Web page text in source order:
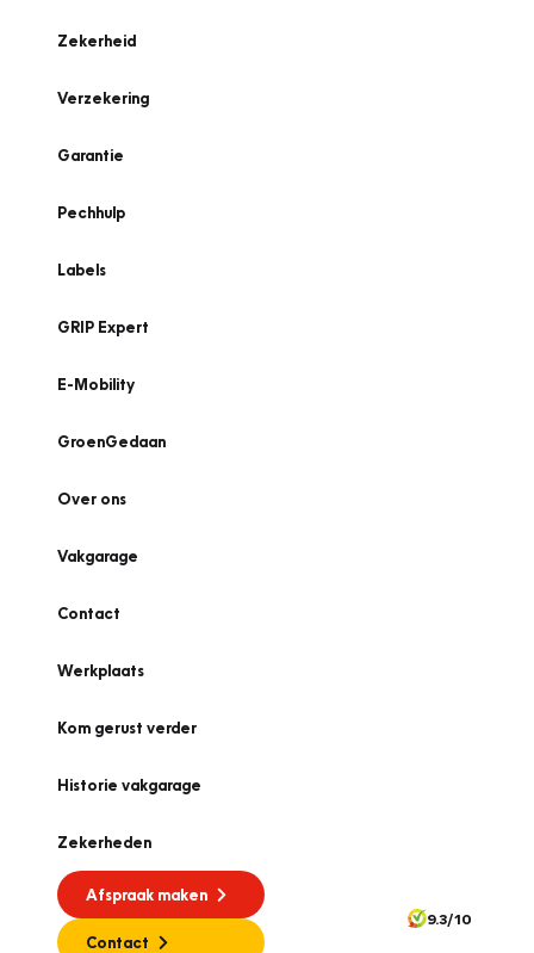
Zekerheid
Verzekering
Garantie
Pechhulp
Labels
GRIP Expert
E-Mobility
GroenGedaan
Over ons
Vakgarage
Contact
Werkplaats
Kom gerust verder
Historie vakgarage
Zekerheden
Afspraak maken
Contact
9.3/10